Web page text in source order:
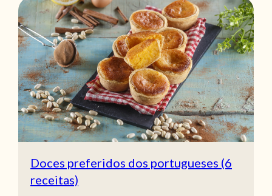
Doces preferidos dos portugueses (6
receitas)